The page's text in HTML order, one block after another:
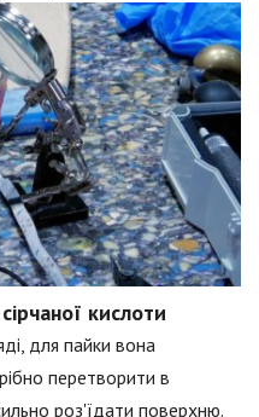
кислоти
для пайки вона
перетворити в
роз'їдати поверхню.